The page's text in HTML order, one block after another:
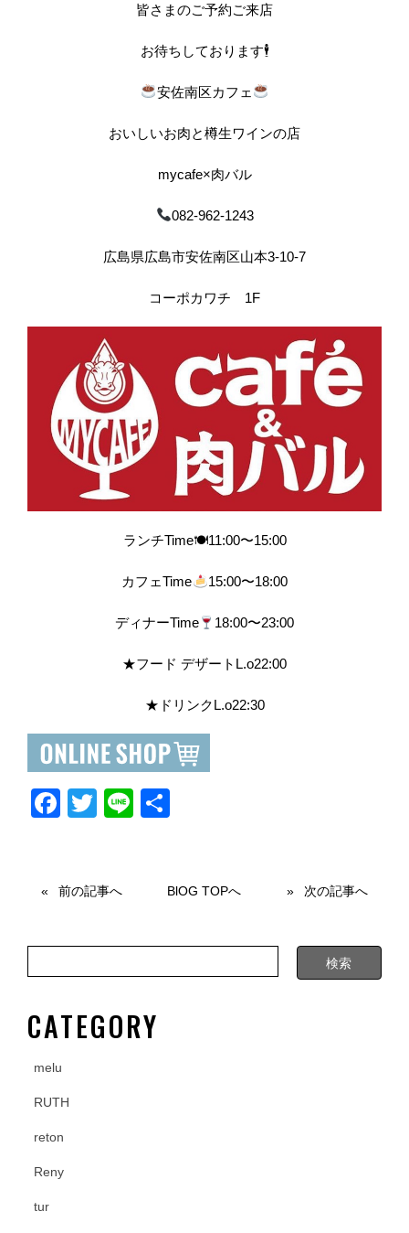
皆さまのご予約ご来店
お待ちしております🕴
安佐南区カフェ
おいしいお肉と樽生ワインの店
mycafe×肉バル
082-962-1243
広島県広島市安佐南区山本3-10-7
コーポカワチ 1F
ランチTime🍽11:00〜15:00
カフェTime 15:00〜18:00
ディナーTime 18:00〜23:00
★フード デザートL.o22:00
★ドリンクL.o22:30
F
e
o
o
k
T
er
Li
前の記事へ BlOG TOPへ 次の記事へ
CATEGORY
melu
RUTH
reton
Reny
tur